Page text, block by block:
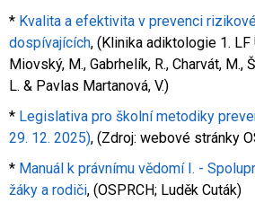
* Kvalita a efektivita v prevenci
dospívajících, (Klinika adiktologie 1. LF
Miovský, M., Gabrhelík, R., Charvát, M.,
L. & Pavlas Martanová, V.)
* Legislativa pro školní metodiky
29. 12. 2025), (Zdroj: webové stránky
* Manuál k právnímu vědomí I. -
žáky a rodiči, (OSPRCH; Luděk Cuták)